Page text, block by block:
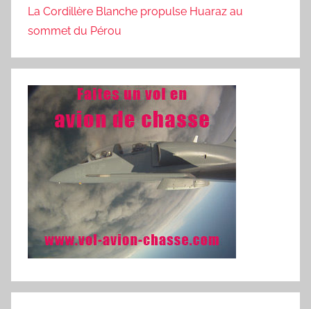
La Cordillère Blanche propulse Huaraz au
sommet du Pérou